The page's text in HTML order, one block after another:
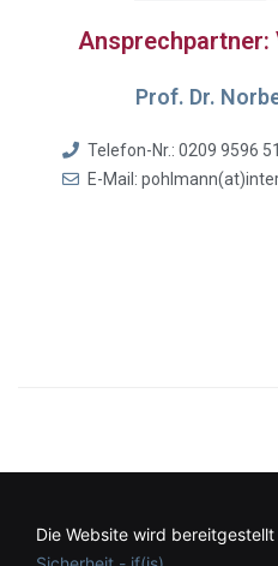
Prof. Dr.
Telefon-Nr.: 0209 9596
E-Mail:
Die Website wird bereitgestellt